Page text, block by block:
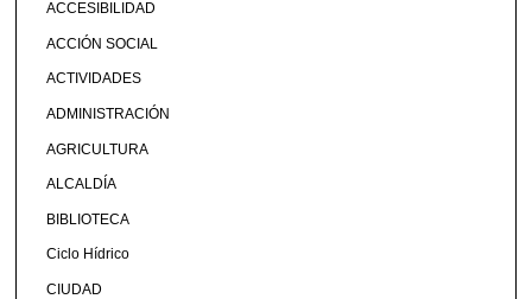
ACCESIBILIDAD
ACCIÓN SOCIAL
ACTIVIDADES
ADMINISTRACIÓN
AGRICULTURA
ALCALDÍA
BIBLIOTECA
Ciclo Hídrico
CIUDAD